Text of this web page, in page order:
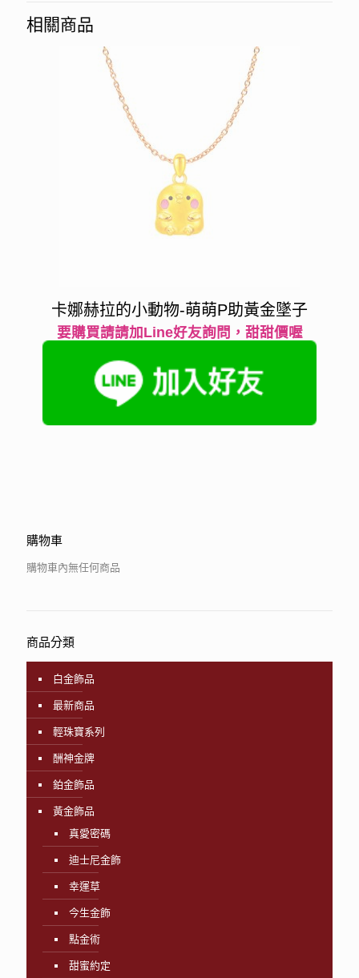
相關商品
卡娜赫拉的小動物-萌萌P助黃金墜子
要購買請請加Line好友詢問，甜甜價喔
購物車
購物車內無任何商品
商品分類
白金飾品
最新商品
輕珠寶系列
酬神金牌
鉑金飾品
黃金飾品
真愛密碼
迪士尼金飾
幸運草
今生金飾
點金術
甜蜜約定